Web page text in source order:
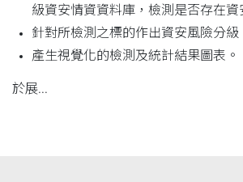
級資安情資資料庫，檢測是否存在資
針對所檢測之標的作出資安風險分級
產生視覺化的檢測及統計結果圖表。
於展...